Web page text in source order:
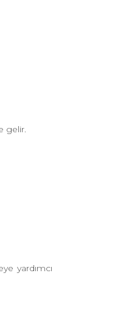
gelir.
yardımcı